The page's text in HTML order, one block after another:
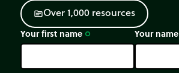
sourceOver1,000 resources
Your first name trip_origin Your name